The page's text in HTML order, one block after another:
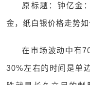
原标题：钟亿金
金，纸白银价格走势如
在市场波动中有
30%左右的时间是单